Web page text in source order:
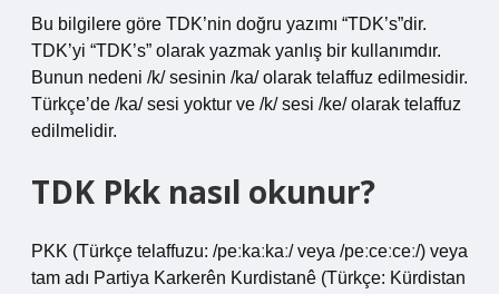
Bu bilgilere göre TDK’nin doğru yazımı “TDK’s”dir.
TDK’yi “TDK’s” olarak yazmak yanlış bir kullanımdır.
Bunun nedeni /k/ sesinin /ka/ olarak telaffuz edilmesidir.
Türkçe’de /ka/ sesi yoktur ve /k/ sesi /ke/ olarak telaffuz
edilmelidir.
TDK Pkk nasıl okunur?
PKK (Türkçe telaffuzu: /peːkaːkaː/ veya /peːceːceː/) veya
tam adı Partiya Karkerên Kurdistanê (Türkçe: Kürdistan